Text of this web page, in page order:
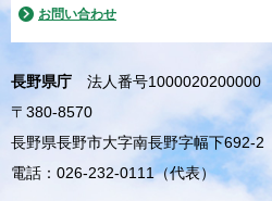
お問い合わせ
長野県庁
法人番号1000020200000
〒380-8570
長野県長野市大字南長野字幅下692-2
電話：026-232-0111（代表）